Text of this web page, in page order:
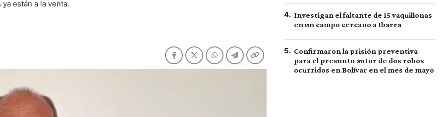
están a la venta.
4. Investigan el faltante de 15 vaquillonas
en un campo cercano a Ibarra
5. Confirmaron la prisión preventiva
para el presunto autor de dos robos
ocurridos en Bolívar en el mes de mayo